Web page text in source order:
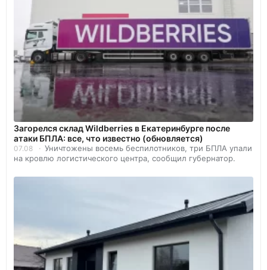
Загорелся склад Wildberries в Екатеринбурге после
атаки БПЛА: все, что известно (обновляется)
07.08
Уничтожены восемь беспилотников, три БПЛА упали
на кровлю логистического центра, сообщил губернатор.